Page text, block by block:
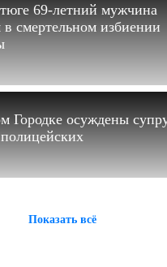
69-летний мужчина
в смертельном избиении
Городке осуждены
Показать всё